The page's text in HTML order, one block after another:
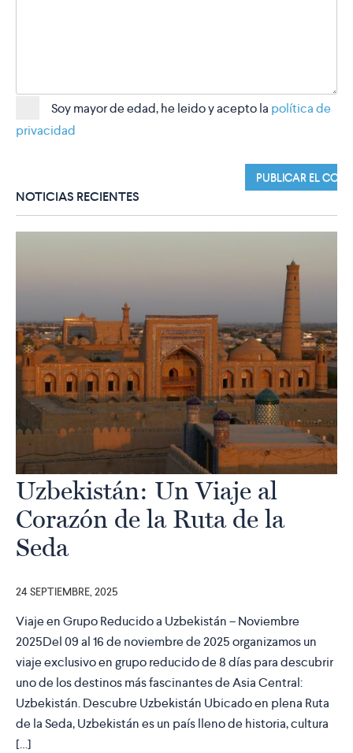
Soy mayor de edad, he leido y acepto la política de
privacidad
NOTICIAS RECIENTES
Uzbekistán: Un Viaje al
Corazón de la Ruta de la
Seda
24 SEPTIEMBRE, 2025
Viaje en Grupo Reducido a Uzbekistán – Noviembre
2025Del 09 al 16 de noviembre de 2025 organizamos un
viaje exclusivo en grupo reducido de 8 días para descubrir
uno de los destinos más fascinantes de Asia Central:
Uzbekistán. Descubre Uzbekistán Ubicado en plena Ruta
de la Seda, Uzbekistán es un país lleno de historia, cultura
[…]